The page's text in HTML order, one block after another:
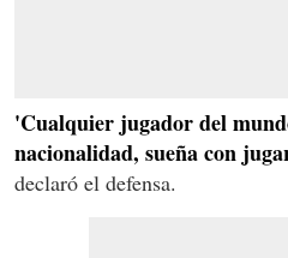
'Cualquier jugador del
nacionalidad, sueña con
declaró el defensa.